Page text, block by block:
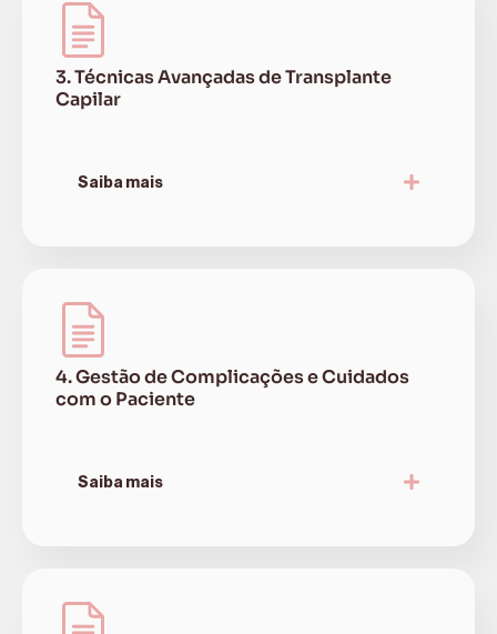
3. Técnicas Avançadas de Transplante
Capilar
Saiba mais
4. Gestão de Complicações e Cuidados
com o Paciente
Saiba mais